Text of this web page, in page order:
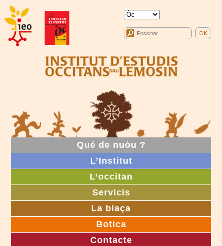
Qué de nuòu ?
L’Institut
L’occitan
Servicis
La biaça
Botica
Contacte